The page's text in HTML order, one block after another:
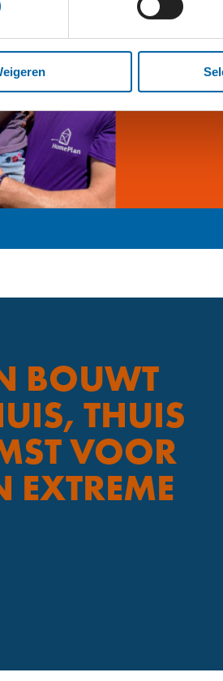
BOUWT
THUIS
VOOR